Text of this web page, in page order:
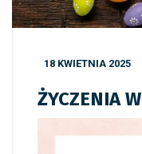
18 KWIETNIA 2025
ŻYCZENIA